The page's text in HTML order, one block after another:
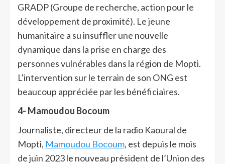
GRADP (Groupe de recherche, action pour le
développement de proximité). Le jeune
humanitaire a su insuffler une nouvelle
dynamique dans la prise en charge des
personnes vulnérables dans la région de Mopti.
L’intervention sur le terrain de son ONG est
beaucoup appréciée par les bénéficiaires.
4- Mamoudou Bocoum
Journaliste, directeur de la radio Kaoural de
Mopti, Mamoudou Bocoum, est depuis le mois
de juin 2023 le nouveau président de l’Union des